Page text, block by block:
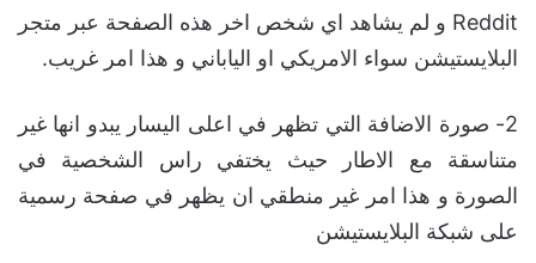
Reddit و لم يشاهد اي شخص اخر هذه الصفحة عبر متجر
البلايستيشن سواء الامريكي او الياباني و هذا امر غريب.
2- صورة الاضافة التي تظهر في اعلى اليسار يبدو انها غير
متناسقة مع الاطار حيث يختفي راس الشخصية في
الصورة و هذا امر غير منطقي ان يظهر في صفحة رسمية
على شبكة البلايستيشن